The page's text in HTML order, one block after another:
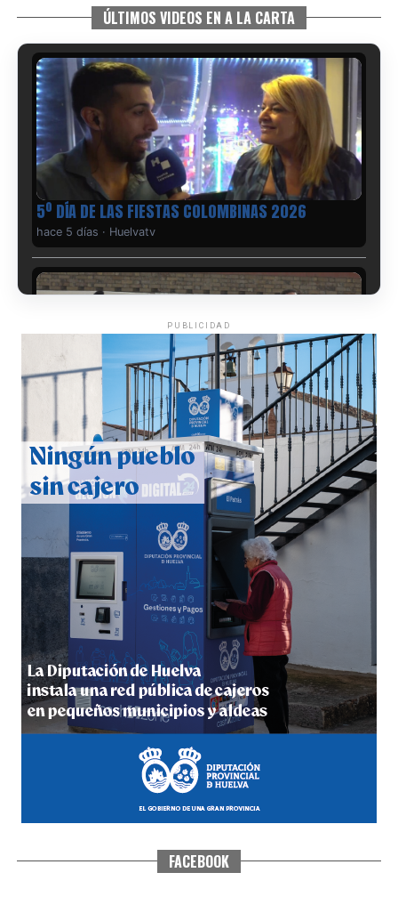
ÚLTIMOS VIDEOS EN A LA CARTA
5º DÍA DE LAS FIESTAS COLOMBINAS 2026
hace 5 días · Huelvatv
CUARTA CORRIDA DE LAS FIESTAS COLOMBINAS
2026
hace 6 días·Huelvatv
4º DÍA DE LAS FIESTAS COLOMBINAS 2026
hace 6 días·Huelvatv
SEXTA CORRIDA DE LAS FIESTAS COLOMBINAS
PUBLICIDAD
FACEBOOK